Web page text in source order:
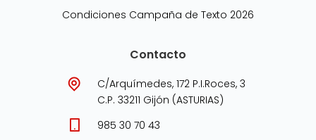
Condiciones Campaña de Texto 2026
Contacto
C/Arquímedes, 172 P.I.Roces, 3
C.P. 33211 Gijón (ASTURIAS)
985 30 70 43